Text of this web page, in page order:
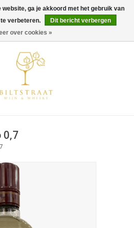
0 Artikelen - €0,00
0,7
website, ga je akkoord met het gebruik van
verbeteren.
Dit bericht verbergen
over cookies »